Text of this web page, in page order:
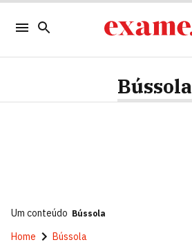
Bússola
Um conteúdo Bússola
Home Bússola